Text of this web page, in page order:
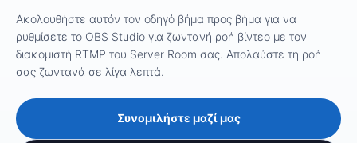
Ακολουθήστε αυτόν τον οδηγό βήμα προς βήμα για να
ρυθμίσετε το OBS Studio για ζωντανή ροή βίντεο με τον
διακομιστή RTMP του Server Room σας. Απολαύστε τη ροή
σας ζωντανά σε λίγα λεπτά.
Συνομιλήστε μαζί μας